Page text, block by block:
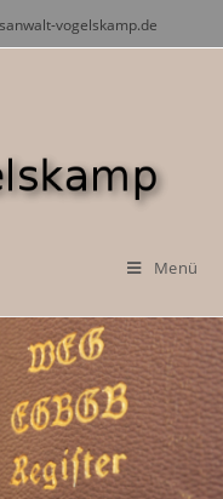
vogelskamp.de
Menü